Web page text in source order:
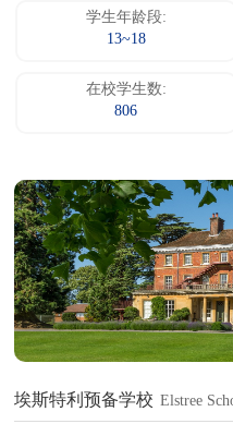
学生年龄段:
13~18
在校学生数:
806
埃斯特利预备学校 Elstree